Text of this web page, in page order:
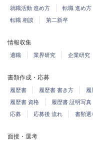
就職活動 進め方 転職 進め方
転職 相談
第二新卒
情報収集
適職 業界研究 企業研究
書類作成・応募
履歴書 履歴書 書き方 履
履歴書 資格
履歴書 証明写真
応募
応募後 流れ 書類選
面接・選考